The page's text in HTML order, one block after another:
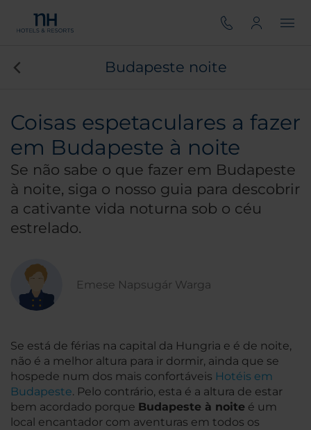
Budapeste noite
Coisas espetaculares a fazer
em Budapeste à noite
Se não sabe o que fazer em Budapeste
à noite, siga o nosso guia para descobrir
a cativante vida noturna sob o céu
estrelado.
Emese Napsugár Warga
Se está de férias na capital da Hungria e é de noite,
não é a melhor altura para ir dormir, ainda que se
hospede num dos mais confortáveis Hotéis em
Budapeste. Pelo contrário, esta é a altura de estar
bem acordado porque Budapeste à noite é um
local encantador com aventuras em todos os